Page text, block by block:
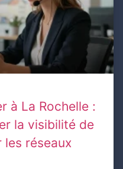
à La Rochelle :
la visibilité de
réseaux